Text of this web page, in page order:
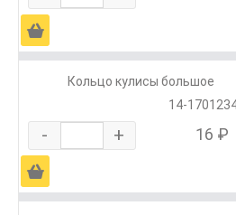
Ä
Кольцо кулисы большое
14-
- + 16 ₽
Ä